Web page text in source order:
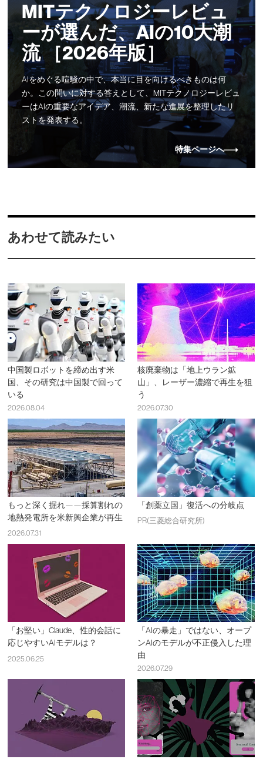
MITテクノロジーレビュ
ーが選んだ、AIの10大潮
流 ［2026年版］
AIをめぐる喧騒の中で、本当に目を向けるべきものは何
か。この問いに対する答えとして、MITテクノロジーレビュ
ーはAIの重要なアイデア、潮流、新たな進展を整理したリ
ストを発表する。
特集ページへ
あわせて読みたい
中国製ロボットを締め出す米
国、その研究は中国製で回って
いる
2026.08.04
核廃棄物は「地上ウラン鉱
山」、レーザー濃縮で再生を狙
う
2026.07.30
もっと深く掘れ——採算割れの
地熱発電所を米新興企業が再生
2026.07.31
「創薬立国」復活への分岐点
PR(三菱総合研究所)
「お堅い」Claude、性的会話に
応じやすいAIモデルは？
2025.06.25
「AIの暴走」ではない、オープ
ンAIのモデルが不正侵入した理
由
2026.07.29